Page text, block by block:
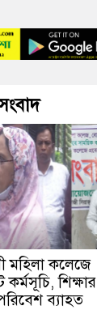
মহিলা কলেজে
কর্মসূচি, শিক্ষার
ব্যাহত